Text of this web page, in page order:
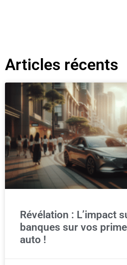
Articles récents
Révélation : L’impact
banques sur vos
auto !